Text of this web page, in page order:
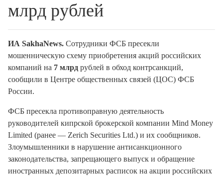
млрд рублей
ИА SakhaNews. Сотрудники ФСБ пресекли
мошенническую схему приобретения акций российских
компаний на 7 млрд рублей в обход контрсанкций,
сообщили в Центре общественных связей (ЦОС) ФСБ
России.
ФСБ пресекла противоправную деятельность
руководителей кипрской брокерской компании Mind Money
Limited (ранее — Zerich Securities Ltd.) и их сообщников.
Злоумышленники в нарушение антисанкционного
законодательства, запрещающего выпуск и обращение
иностранных депозитарных расписок на акции российских